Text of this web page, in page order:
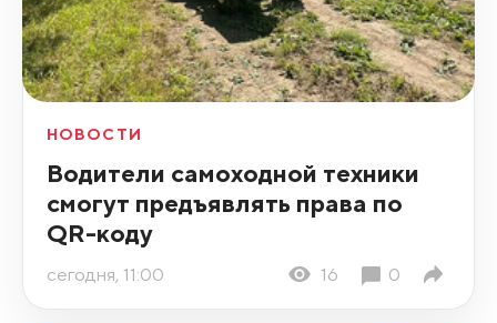
НОВОСТИ
Водители самоходной техники
смогут предъявлять права по
QR-коду
сегодня, 11:00 16 0